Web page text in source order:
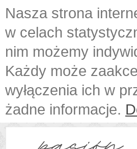
Nasza strona
w celach
nim możemy
Każdy może
wyłączenia ich w
żadne informacje.